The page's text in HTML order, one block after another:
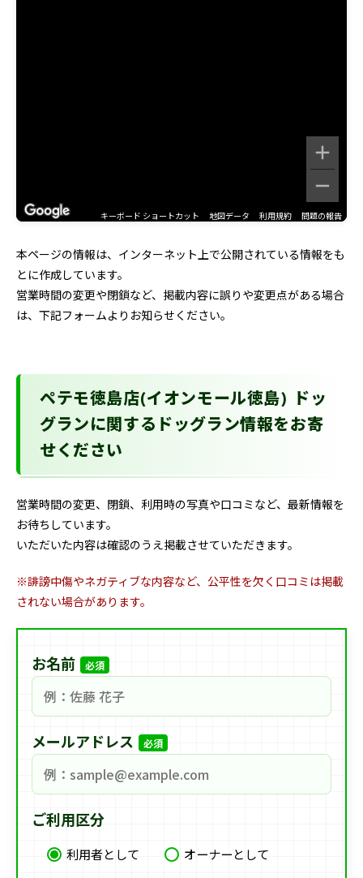
キーボード ショートカット 地図データ 利用規約 問題の報告
本ページの情報は、インターネット上で公開されている情報をも
とに作成しています。
営業時間の変更や閉鎖など、掲載内容に誤りや変更点がある場合
は、下記フォームよりお知らせください。
ペテモ徳島店(イオンモール徳島) ドッ
グランに関するドッグラン情報をお寄
せください
営業時間の変更、閉鎖、利用時の写真や口コミなど、最新情報を
お待ちしています。
いただいた内容は確認のうえ掲載させていただきます。
※誹謗中傷やネガティブな内容など、公平性を欠く口コミは掲載
されない場合があります。
お名前 必須
メールアドレス 必須
ご利用区分
利用者として
オーナーとして